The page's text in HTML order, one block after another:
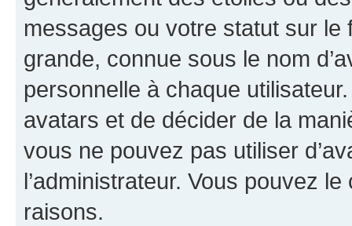
messages ou votre statut sur
grande, connue sous le nom
personnelle à chaque utilisateur.
avatars et de décider de la
vous ne pouvez pas utiliser
l’administrateur. Vous pouvez
raisons.